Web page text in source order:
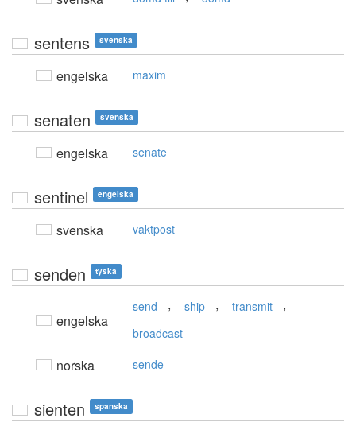
sentens svenska
engelska maxim
senaten svenska
engelska senate
sentinel engelska
svenska vaktpost
senden tyska
engelska
send , ship , transmit ,
broadcast
norska sende
sienten spanska